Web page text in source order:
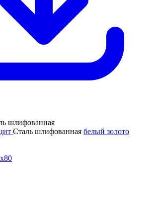
шлифованная
Сталь шлифованная белый золото